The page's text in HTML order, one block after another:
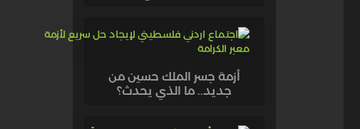
أزمة جسر الملك حسين من
جديد.. ما الذي يحدث؟